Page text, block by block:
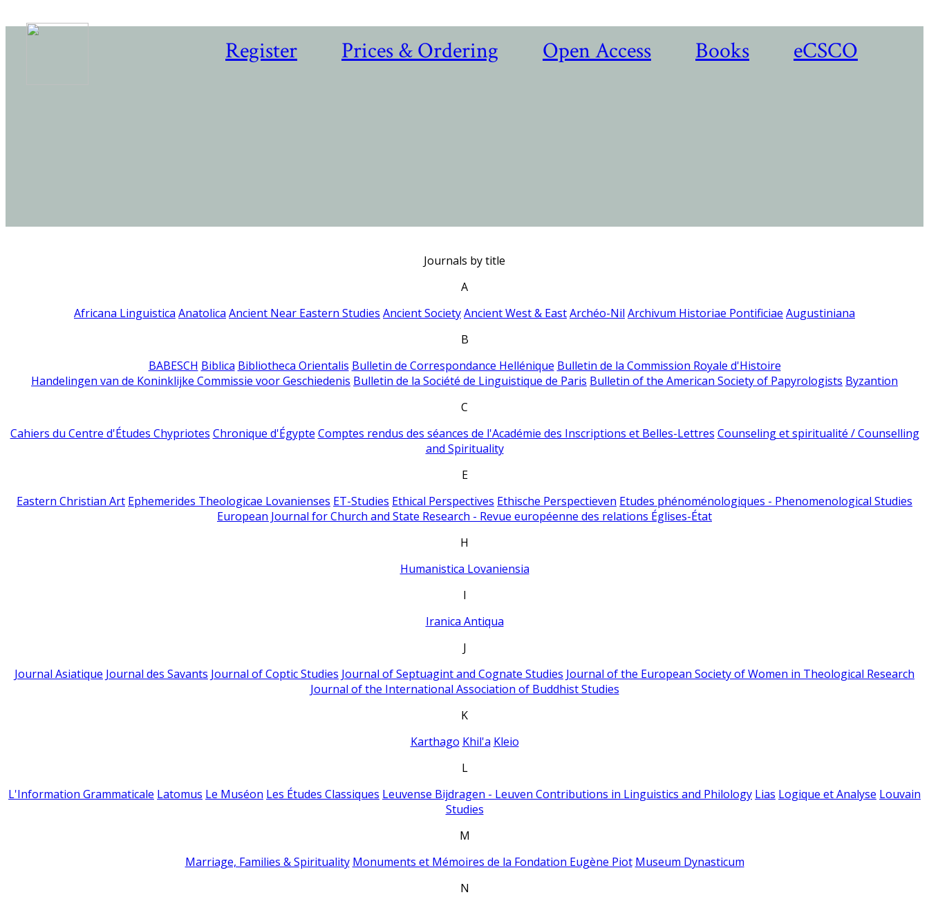
Register Prices & Ordering Open Access Books eCSCO
Journals by title
A
Africana Linguistica Anatolica Ancient Near Eastern Studies Ancient SocietyAncient West & EastArchéo-Nil Archivum Historiae Pontificiae Augustiniana
B
BABESCH Biblica Bibliotheca Orientalis Bulletin de Correspondance Hellénique Bulletin de la Commission Royale d'Histoire
Handelingen van de Koninklijke Commissie voor Geschiedenis Bulletin de la Société de Linguistique de Paris Bulletin of the American Society of Papyrologists Byzantion
C
Cahiers du Centre d'Études Chypriotes Chronique d'Égypte Comptes rendus des séances de l'Académie des Inscriptions et Belles-Lettres Counseling et spiritualité / Counselling
and Spirituality
E
Eastern Christian Art Ephemerides Theologicae Lovanienses ET-Studies Ethical Perspectives Ethische Perspectieven Etudes phénoménologiques - Phenomenological Studies
European Journal for Church and State Research - Revue européenne des relations Églises-État
H
Humanistica Lovaniensia
I
Iranica Antiqua
J
Journal Asiatique Journal des Savants Journal of Coptic Studies Journal of Septuagint and Cognate Studies Journal of the European Society of Women in Theological Research
Journal of the International Association of Buddhist Studies
K
Karthago Khil'a Kleio
L
L'Information Grammaticale Latomus Le Muséon Les Études Classiques Leuvense Bijdragen - Leuven Contributions in Linguistics and Philology Lias Logique et Analyse Louvain
Studies
M
Marriage, Families & Spirituality Monuments et Mémoires de la Fondation Eugène Piot Museum Dynasticum
N